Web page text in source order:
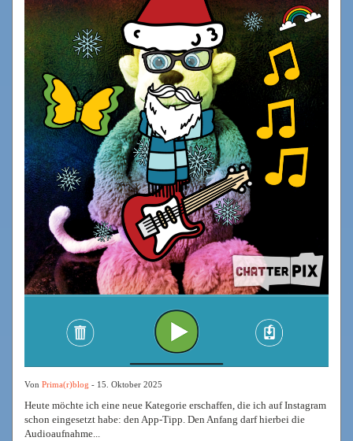
Von Prima(r)blog - 15. Oktober 2025
Heute möchte ich eine neue Kategorie erschaffen, die ich auf Instagram
schon eingesetzt habe: den App-Tipp. Den Anfang darf hierbei die
Audioaufnahme...